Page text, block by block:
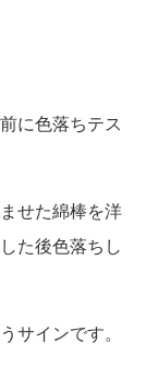
に色落ちテス
せた綿棒を洋
た後色落ちし
サインです。